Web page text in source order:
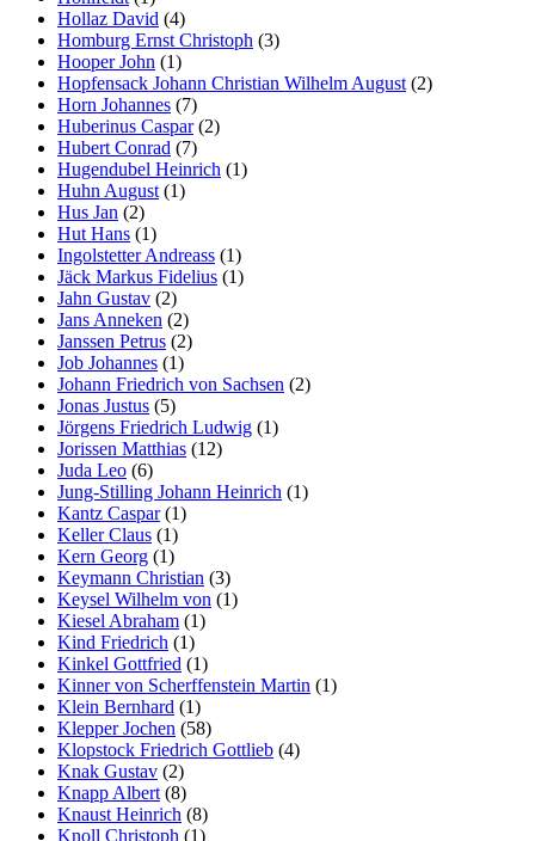
Hollaz David (4)
Homburg Ernst Christoph (3)
Hooper John (1)
Hopfensack Johann Christian Wilhelm August (2)
Horn Johannes (7)
Huberinus Caspar(2)
Hubert Conrad (7)
Hugendubel Heinrich (1)
Huhn August (1)
Hus Jan (2)
Hut Hans (1)
Ingolstetter Andreass (1)
Jäck Markus Fidelius (1)
Jahn Gustav (2)
Jans Anneken (2)
Janssen Petrus (2)
Job Johannes (1)
Johann Friedrich von Sachsen (2)
Jonas Justus (5)
Jörgens Friedrich Ludwig (1)
Jorissen Matthias (12)
Juda Leo (6)
Jung-Stilling Johann Heinrich (1)
Kantz Caspar(1)
Keller Claus (1)
Kern Georg (1)
Keymann Christian (3)
Keysel Wilhelm von (1)
Kiesel Abraham (1)
Kind Friedrich (1)
Kinkel Gottfried (1)
Kinner von Scherffenstein Martin (1)
Klein Bernhard (1)
Klepper Jochen (58)
Klopstock Friedrich Gottlieb (4)
Knak Gustav (2)
Knapp Albert (8)
Knaust Heinrich (8)
Knoll Christoph (1)